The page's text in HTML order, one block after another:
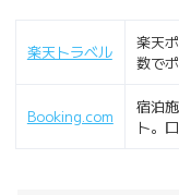
楽天トラベル
楽天
数で
Booking.com
宿泊
ト。